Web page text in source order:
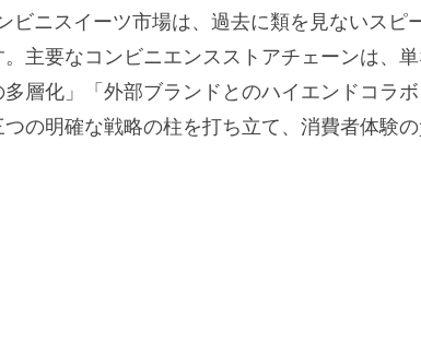
ビニスイーツ市場は、過去に類を見ないスピ
主要なコンビニエンスストアチェーンは、
層化」「外部ブランドとのハイエンドコラ
の明確な戦略の柱を打ち立て、消費者体験